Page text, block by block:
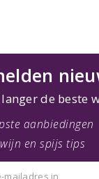
de beste
aanbiedingen
en spijs tips